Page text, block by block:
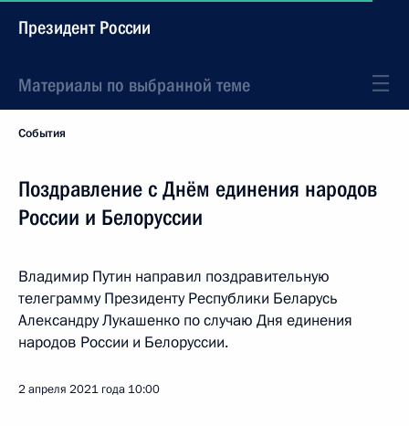
Президент России
Материалы по выбранной теме
События
Поздравление с Днём единения народов
России и Белоруссии
Владимир Путин направил поздравительную
телеграмму Президенту Республики Беларусь
Александру Лукашенко по случаю Дня единения
народов России и Белоруссии.
2 апреля 2021 года 10:00